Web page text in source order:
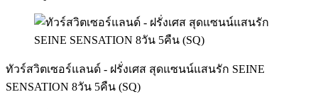
ทัวร์สวิตเซอร์แลนด์ - ฝรั่งเศส สุดแซนน์แสนรัก SEINE
SENSATION 8วัน 5คืน (SQ)